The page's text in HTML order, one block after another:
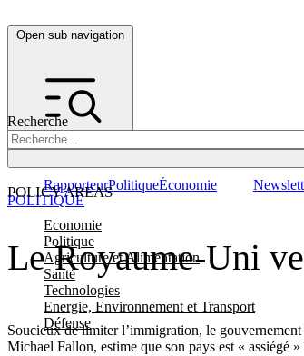
Open sub navigation
Recherche
POLICY AREAS
Economie
Politique
Agriculture et Alimentation
Santé
Technologies
Energie, Environnement et Transport
Défense
RapporteurPolitiqueÉconomie
Le Royaume-Uni
Soucieux de limiter l’immigration, le
Michael Fallon, estime que son pays est « assiégé
POLITIQUE